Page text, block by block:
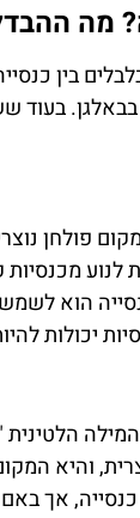
מה
בין
בעוד
פולחן
לנוע
הוא
יכולות
והיא
אך